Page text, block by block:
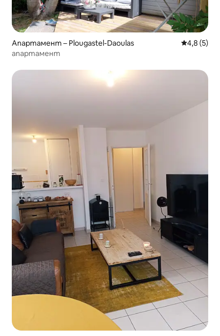
Апартамент – Plougastel-Daoulas Средна
4,8 (5)
апартамент